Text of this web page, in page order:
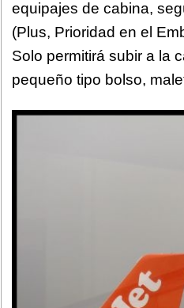
equipajes de cabina,
(Plus, Prioridad en el
Solo permitirá subir a la
pequeño tipo bolso,